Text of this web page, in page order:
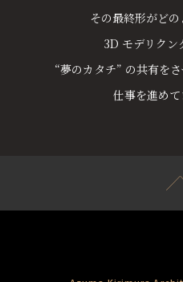
その最終形がど
3D モデリクン
“夢のカタチ” の共有を
仕事を進めて